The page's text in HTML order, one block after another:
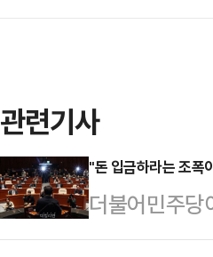
관련기사
"돈 입금하라는 조폭
더불어민주
상정하지 않